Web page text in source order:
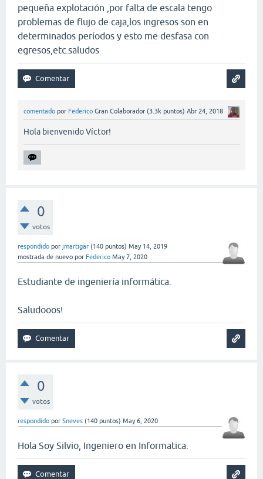
pequeña explotación ,por falta de escala tengo
problemas de flujo de caja,los ingresos son en
determinados períodos y esto me desfasa con
egresos,etc.saludos
comentado por Federico Gran Colaborador (3.3k puntos) Abr 24, 2018
Hola bienvenido Víctor!
0
votos
respondido por jmartigar (140 puntos) May 14, 2019
mostrada de nuevo por Federico May 7, 2020
Estudiante de ingeniería informática.
Saludooos!
0
votos
respondido por Sneves (140 puntos) May 6, 2020
Hola Soy Silvio, Ingeniero en Informatica.